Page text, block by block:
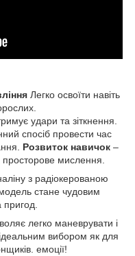
Легко освоїти навіть
удари та зіткнення.
спосіб провести час
Розвиток навичок –
мислення.
з радіокерованою
стане чудовим
пригод.
легко маневрувати і
вибором як для
емоції!